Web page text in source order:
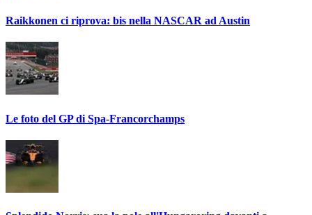
Raikkonen ci riprova: bis nella NASCAR ad Austin
Le foto del GP di Spa-Francorchamps